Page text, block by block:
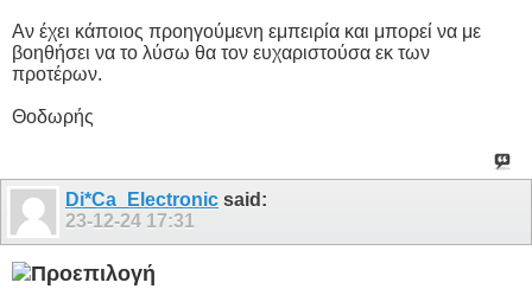
Αν έχει κάποιος προηγούμενη εμπειρία και μπορεί να με
βοηθήσει να το λύσω θα τον ευχαριστούσα εκ των
προτέρων.
Θοδωρής
Di*Ca_Electronic said:
23-12-24 17:31